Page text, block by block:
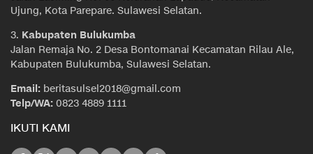
Ujung, Kota Parepare. Sulawesi Selatan.
3. Kabupaten Bulukumba
Jalan Remaja No. 2 Desa Bontomanai Kecamatan Rilau Ale,
Kabupaten Bulukumba, Sulawesi Selatan.
Email: beritasulsel2018@gmail.com
Telp/WA: 0823 4889 1111
IKUTI KAMI